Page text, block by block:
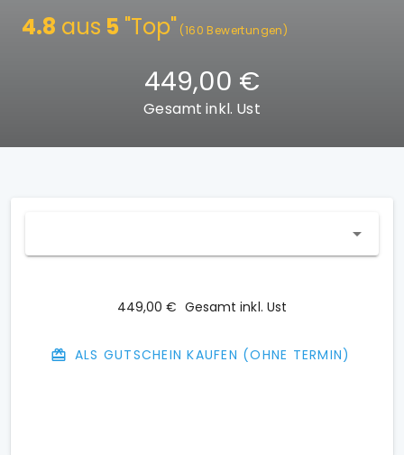
4.8 aus 5 "Top" (160 Bewertungen)
449,00 €
Gesamt inkl. Ust
449,00 € Gesamt inkl. Ust
ALS GUTSCHEIN KAUFEN (OHNE TERMIN)